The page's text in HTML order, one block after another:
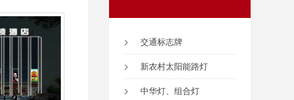
交通标志牌
新农村太阳能路灯
中华灯、组合灯